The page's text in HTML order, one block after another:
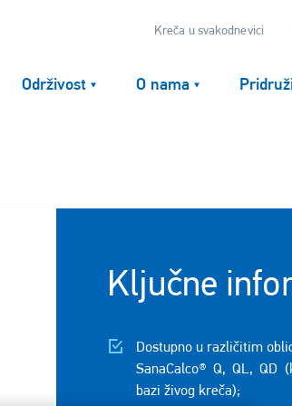
Kreča u svakodnevici
Održivost O nama
Ključne
Dostupno u različitim
SanaCalco® Q, QL, QD
bazi živog kreča);